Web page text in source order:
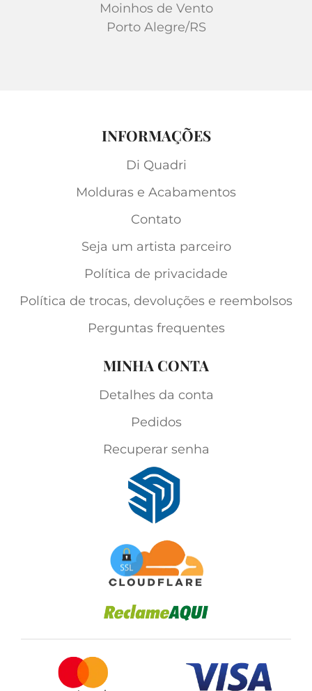
Moinhos de Vento
Porto Alegre/RS
INFORMAÇÕES
Di Quadri
Molduras e Acabamentos
Contato
Seja um artista parceiro
Política de privacidade
Política de trocas, devoluções e reembolsos
Perguntas frequentes
MINHA CONTA
Detalhes da conta
Pedidos
Recuperar senha